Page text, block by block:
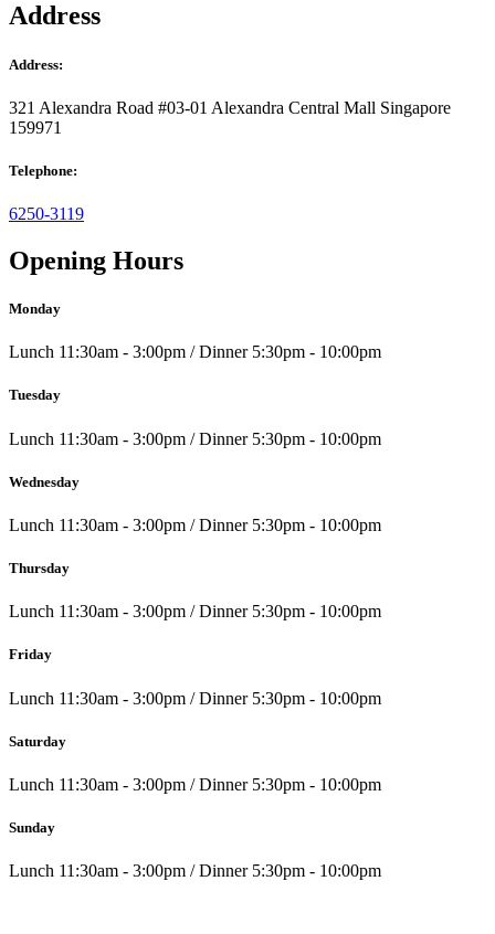
Address
Address:
321 Alexandra Road #03-01 Alexandra Central Mall Singapore
159971
Telephone:
6250-3119
Opening Hours
Monday
Lunch 11:30am - 3:00pm / Dinner 5:30pm - 10:00pm
Tuesday
Lunch 11:30am - 3:00pm / Dinner 5:30pm - 10:00pm
Wednesday
Lunch 11:30am - 3:00pm / Dinner 5:30pm - 10:00pm
Thursday
Lunch 11:30am - 3:00pm / Dinner 5:30pm - 10:00pm
Friday
Lunch 11:30am - 3:00pm / Dinner 5:30pm - 10:00pm
Saturday
Lunch 11:30am - 3:00pm / Dinner 5:30pm - 10:00pm
Sunday
Lunch 11:30am - 3:00pm / Dinner 5:30pm - 10:00pm